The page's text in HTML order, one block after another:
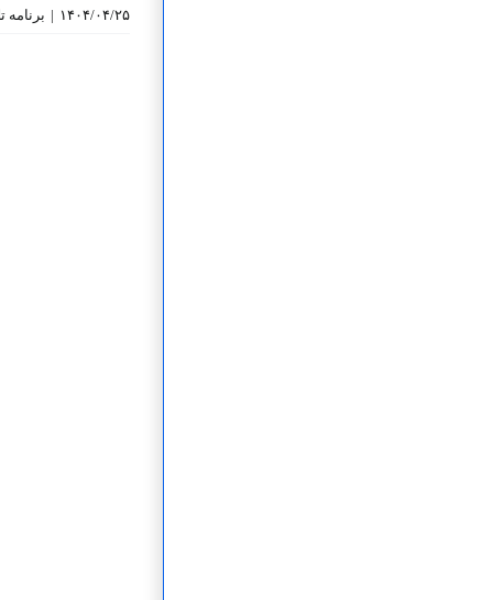
۱۴۰۴/۰۴/۲۵ | برنامه‌